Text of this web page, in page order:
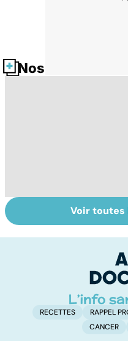
Nos fiches santé
Comment tenir
ses bonnes
Voir toutes
RECETTES RAPPEL
CANCER